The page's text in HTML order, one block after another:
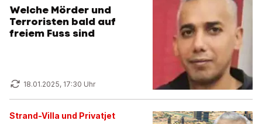
Welche Mörder und
Terroristen bald auf
freiem Fuss sind
18.01.2025, 17:30 Uhr
Strand-Villa und Privatjet